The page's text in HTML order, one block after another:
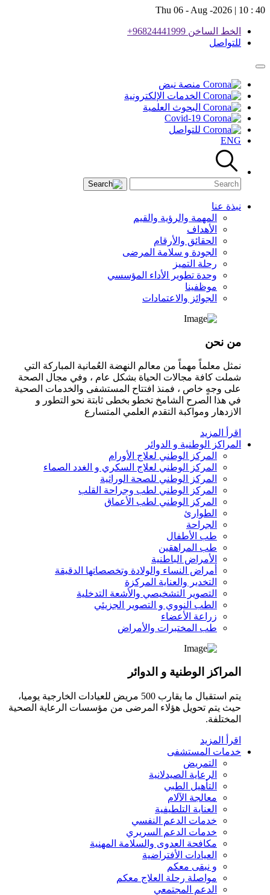
Thu 06 - Aug -2026 | 10 : 40
الخط الساخن 96824441999+
للتواصل
منصة نبض
الخدمات الإلكترونية
البحوث العلمية
للتواصل
ENG
نبذة عنا
المهمة والرؤية والقيم
الأهداف
الحقائق والأرقام
الجودة و سلامة المرضى
رحلة التميز
وحدة تطوير الأداء المؤسسي
موظفينا
الجوائز والاعتمادات
من نحن
نمثل معلماً مهماً من معالم النهضة العُمانية المباركة التي
شملت كافة مجالات الحياة بشكل عام ، وفي مجال الصحة
على وجهٍ خاص ، فمنذ افتتاح المستشفى والخدمات الصحية
في هذا الصرح الشامخ تخطو بخطى ثابتة نحو التطور و
الازدهار ومواكبة التقدم العلمي المتسارع
اقرأ المزيد
المراكز الوطنية و الدوائر
المركز الوطني لعلاج الأورام
المركز الوطني لعلاج السكري و الغدد الصماء
المركز الوطني للصحة الوراثية
المركز الوطني لطب وجراحة القلب
المركز الوطني لطب الأعماق
الطوارئ
الجراحة
طب الأطفال
طب المراهقين
الأمراض الباطنية
أمراض النساء والولادة وتخصصاتها الدقيقة
التخدير والعناية المركزة
التصوير التشخيصي والأشعة التدخلية
الطب النووي و التصوير الجزيئي
زراعة الأعضاء
طب المختبرات والأمراض
المراكز الوطنية و الدوائر
يتم استقبال ما يقارب 500 مريض للعيادات الخارجية يوميا،
حيث يتم تحويل هؤلاء المرضى من مؤسسات الرعاية الصحية
المختلفة.
اقرأ المزيد
خدمات المستشفى
التمريض
الرعاية الصيدلانية
التأهيل الطبي
معالجة الآلام
العناية التلطيفية
خدمات الدعم النفسي
خدمات الدعم السريري
مكافحة العدوى والسلامة المهنية
العيادات الأفتراضية
و نبقى معكم
مواصلة رحلة العلاج معكم
الدعم المجتمعي